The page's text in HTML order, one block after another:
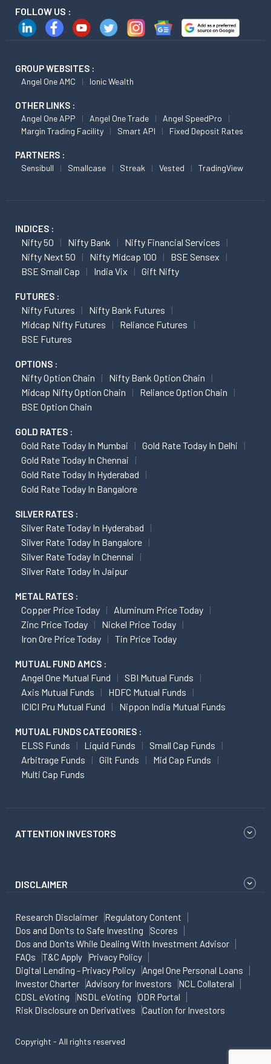
FOLLOW US :
GROUP WEBSITES :
Angel One AMC Ionic Wealth
OTHER LINKS :
Angel One APP Angel One Trade
Angel SpeedPro
Margin Trading Facility
Smart API Fixed Deposit Rates
PARTNERS :
Sensibull Smallcase Streak Vested TradingView
INDICES :
Nifty 50 Nifty Bank
Nifty Financial Services
Nifty Next 50
Nifty Midcap 100
BSE Sensex
BSE Small Cap
India Vix Gift Nifty
FUTURES :
Nifty Futures
Nifty Bank Futures
Midcap Nifty Futures
Reliance Futures
BSE Futures
OPTIONS :
Nifty Option Chain
Nifty Bank Option Chain
Midcap Nifty Option Chain
Reliance Option Chain
BSE Option Chain
GOLD RATES :
Gold Rate Today In Mumbai
Gold Rate Today In Delhi
Gold Rate Today In Chennai
Gold Rate Today In Hyderabad
Gold Rate Today In Bangalore
SILVER RATES :
Silver Rate Today In Hyderabad
Silver Rate Today In Bangalore
Silver Rate Today In Chennai
Silver Rate Today In Jaipur
METAL RATES :
Copper Price Today
Aluminum Price Today
Zinc Price Today
Nickel Price Today
Iron Ore Price Today
Tin Price Today
MUTUAL FUND AMCS :
Angel One Mutual Fund
SBI Mutual Funds
Axis Mutual Funds
HDFC Mutual Funds
ICICI Pru Mutual Fund
Nippon India Mutual Funds
MUTUAL FUNDS CATEGORIES :
ELSS Funds Liquid Funds
Small Cap Funds
Arbitrage Funds
Gilt Funds
Mid Cap Funds
Multi Cap Funds
ATTENTION INVESTORS
DISCLAIMER
Research Disclaimer
Regulatory Content
Dos and Don'ts to Safe Investing
Scores
Dos and Don'ts While Dealing With Investment Advisor
FAQs
T&C Apply
Privacy Policy
Digital Lending - Privacy Policy
Angel One Personal Loans
Investor Charter
Advisory for Investors
NCL Collateral
CDSL eVoting
NSDL eVoting
ODR Portal
Risk Disclosure on Derivatives
Caution for Investors
Copyright - All rights reserved